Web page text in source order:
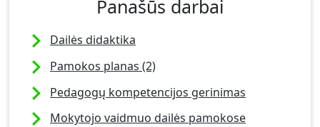
Panašūs darbai
Dailės didaktika
Pamokos planas (2)
Pedagogų kompetencijos gerinimas
Mokytojo vaidmuo dailės pamokose